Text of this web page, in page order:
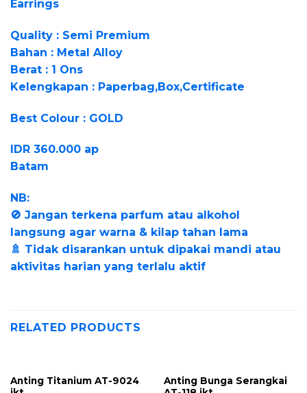
Earrings
Quality : Semi Premium
Bahan : Metal Alloy
Berat : 1 Ons
Kelengkapan : Paperbag,Box,Certificate
Best Colour : GOLD
IDR 360.000 ap
Batam
NB:
🚫 Jangan terkena parfum atau alkohol
langsung agar warna & kilap tahan lama
🚿 Tidak disarankan untuk dipakai mandi atau
aktivitas harian yang terlalu aktif
RELATED PRODUCTS
Anting Titanium AT-9024
Anting Bunga Serangkai